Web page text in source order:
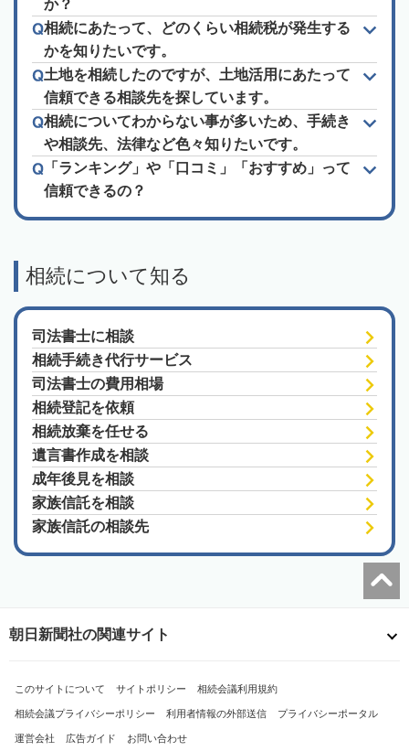
か？
相続にあたって、どのくらい相続税が発生する
かを知りたいです。
土地を相続したのですが、土地活用にあたって
信頼できる相談先を探しています。
相続についてわからない事が多いため、手続き
や相談先、法律など色々知りたいです。
「ランキング」や「口コミ」「おすすめ」って
信頼できるの？
相続について知る
司法書士に相談
相続手続き代行サービス
司法書士の費用相場
相続登記を依頼
相続放棄を任せる
遺言書作成を相談
成年後見を相談
家族信託を相談
家族信託の相談先
朝日新聞社の関連サイト
このサイトについて サイトポリシー 相続会議利用規約
相続会議プライバシーポリシー 利用者情報の外部送信 プライバシーポータル
運営会社 広告ガイド お問い合わせ